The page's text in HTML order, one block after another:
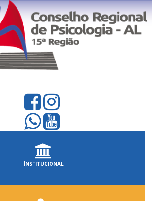
Institucional